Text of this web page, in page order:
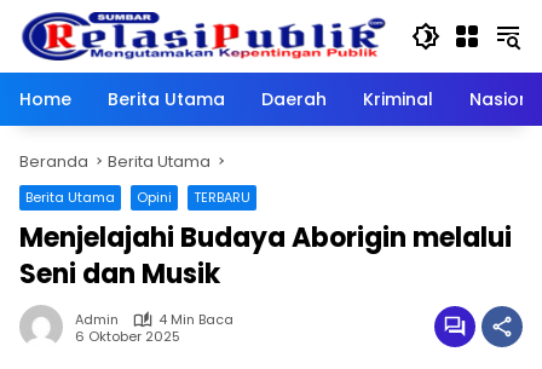
Langsung
konten
Home
Berita Utama Daerah Kriminal
Beranda Berita Utama
Berita Utama Opini TERBARU
Menjelajahi Budaya Aborigin melalui
Seni dan Musik
Admin
4 Min Baca
6 Oktober 2025